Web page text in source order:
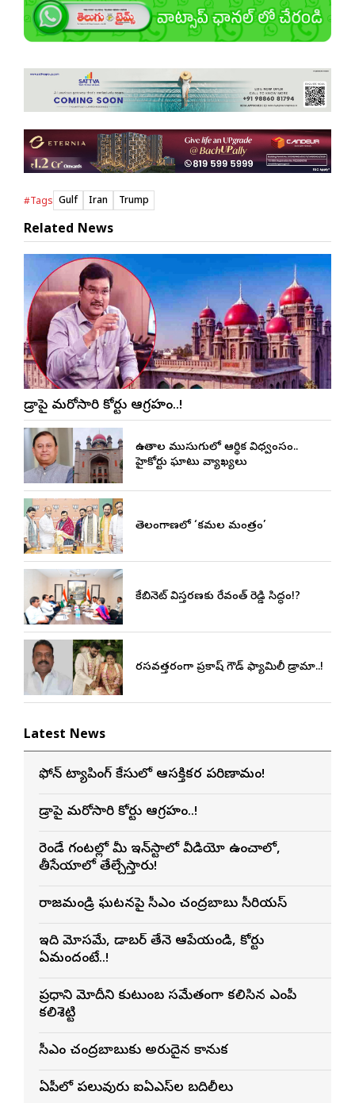
#Tags Gulf Iran Trump
Related News
హైడ్రాపై మరోసారి హైకోర్టు ఆగ్రహం..!
ఉచితాల ముసుగులో ఆర్థిక విధ్వంసం..
హైకోర్టు ఘాటు వ్యాఖ్యలు
తెలంగాణలో ‘కమల మంత్రం’
కేబినెట్ విస్తరణకు రేవంత్ రెడ్డి సిద్ధం!?
రసవత్తరంగా ప్రకాష్ గౌడ్ ఫ్యామిలీ డ్రామా..!
Latest News
ఫోన్ ట్యాపింగ్ కేసులో ఆసక్తికర పరిణామం!
హైడ్రాపై మరోసారి హైకోర్టు ఆగ్రహం..!
రెండే గంటల్లో మీ ఇన్‌స్టాలో వీడియో ఉంచాలో,
తీసేయాలో తేల్చేస్తారు!
రాజమండ్రి ఘటనపై సీఎం చంద్రబాబు సీరియస్
ఇది మోసమే, డాబర్‌ తేనె ఆపేయండి, కోర్టు
ఏమందంటే..!
ప్రధాని మోదీని కుటుంబ సమేతంగా కలిసిన ఎంపీ
కలిశెట్టి
సీఎం చంద్రబాబుకు అరుదైన కానుక
ఏపీలో పలువురు ఐఏఎస్‌ల బదిలీలు